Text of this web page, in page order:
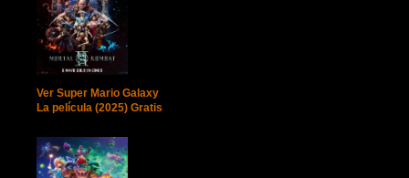
Ver Super Mario Galaxy
La película (2025) Gratis